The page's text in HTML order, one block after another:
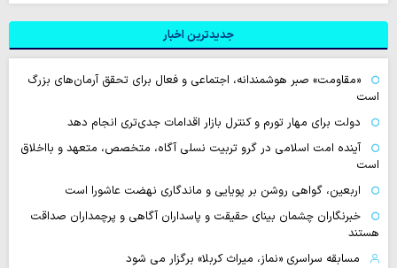
جدیدترین اخبار
«مقاومت» صبر هوشمندانه، اجتماعی و فعال برای تحقق آرمان‌های بزرگ
است
دولت برای مهار تورم و کنترل بازار اقدامات جدی‌تری انجام دهد
آینده امت اسلامی در گرو تربیت نسلی آگاه، متخصص، متعهد و بااخلاق
است
اربعین، گواهی روشن بر پویایی و ماندگاری نهضت عاشورا است
خبرنگاران چشمان بینای حقیقت و پاسداران آگاهی و پرچمداران صداقت
هستند
مسابقه سراسری «نماز، میراث کربلا» برگزار می شود